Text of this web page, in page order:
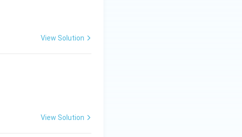
View Solution
View Solution